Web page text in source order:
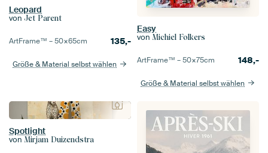
Leopard
von Jet Parent
ArtFrame™ –50×65cm 135,-
Größe & Material selbst wählen
Easy
von Michiel Folkers
ArtFrame™ –50×75cm 148,-
Größe & Material selbst wählen
Spotlight
von Mirjam Duizendstra